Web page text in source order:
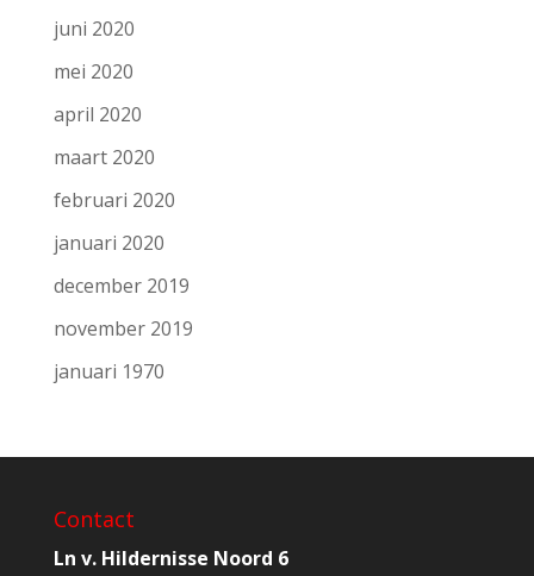
juni 2020
mei 2020
april 2020
maart 2020
februari 2020
januari 2020
december 2019
november 2019
januari 1970
Contact
Ln v. Hildernisse Noord 6